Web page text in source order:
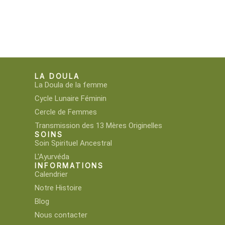
LA DOULA
La Doula de la femme
Cycle Lunaire Féminin
Cercle de Femmes
Transmission des 13 Mères Originelles
SOINS
Soin Spirituel Ancestral
L'Ayurvéda
INFORMATIONS
Calendrier
Notre Histoire
Blog
Nous contacter